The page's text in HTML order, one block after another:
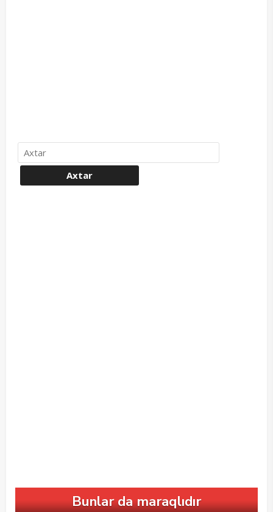
Bunlar da maraqlıdır